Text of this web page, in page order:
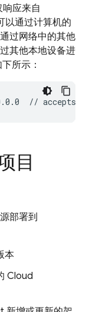
响应来自
以通过计算机的
过网络中的其他
其他本地设备进
所示：
// accepts
目
部署到
本
Cloud